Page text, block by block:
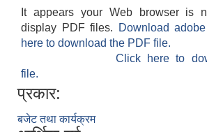
It appears your Web browser is
display PDF files.
Download
here to download the PDF file.
Click here to
file.
प्रकार:
बजेट तथा कार्यक्रम